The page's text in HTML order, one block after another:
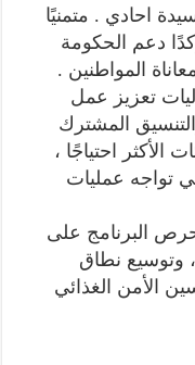
احادي . متمنيًا
دعم الحكومة
المواطنين .
تعزيز عمل
المشترك
احتياجًا ،
تواجه عمليات
البرنامج على
وتوسيع نطاق
الأمن الغذائي